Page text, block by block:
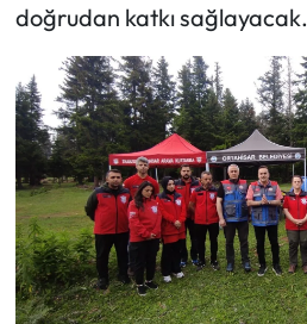
doğrudan katkı sağlayacak.